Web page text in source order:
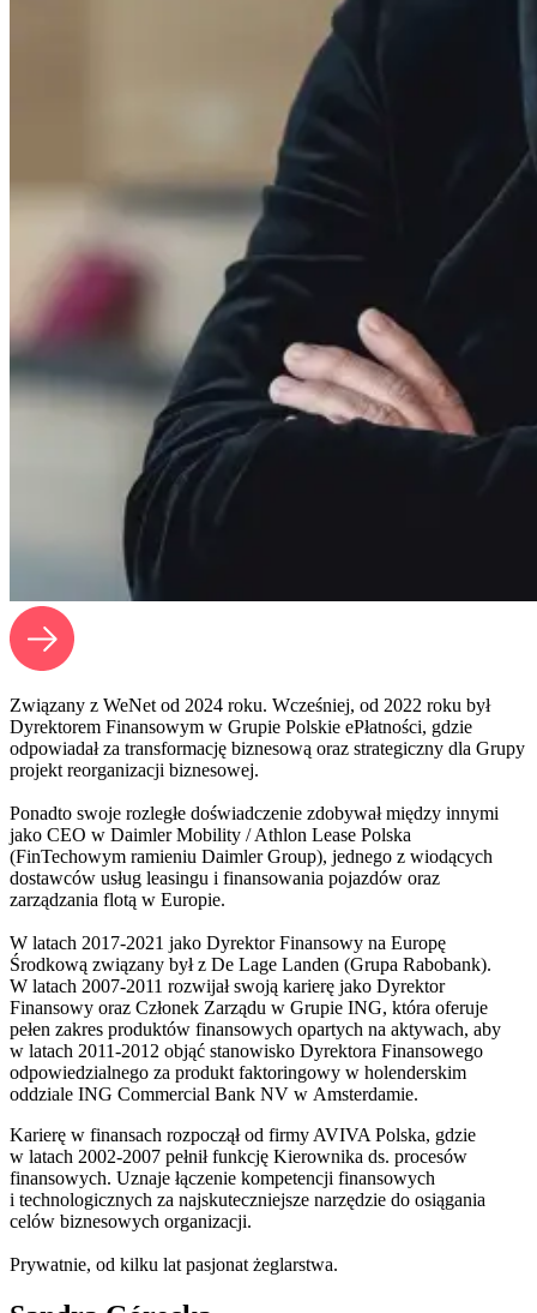
Związany z WeNet od 2024 roku. Wcześniej, od 2022 roku był
Dyrektorem Finansowym w Grupie Polskie ePłatności, gdzie
odpowiadał za transformację biznesową oraz strategiczny dla Grupy
projekt reorganizacji biznesowej.
Ponadto swoje rozległe doświadczenie zdobywał między innymi
jako CEO w Daimler Mobility / Athlon Lease Polska
(FinTechowym ramieniu Daimler Group), jednego z wiodących
dostawców usług leasingu i finansowania pojazdów oraz
zarządzania flotą w Europie.
W latach 2017-2021 jako Dyrektor Finansowy na Europę
Środkową związany był z De Lage Landen (Grupa Rabobank).
W latach 2007-2011 rozwijał swoją karierę jako Dyrektor
Finansowy oraz Członek Zarządu w Grupie ING, która oferuje
pełen zakres produktów finansowych opartych na aktywach, aby
w latach 2011-2012 objąć stanowisko Dyrektora Finansowego
odpowiedzialnego za produkt faktoringowy w holenderskim
oddziale ING Commercial Bank NV w Amsterdamie.
Karierę w finansach rozpoczął od firmy AVIVA Polska, gdzie
w latach 2002-2007 pełnił funkcję Kierownika ds. procesów
finansowych. Uznaje łączenie kompetencji finansowych
i technologicznych za najskuteczniejsze narzędzie do osiągania
celów biznesowych organizacji.
Prywatnie, od kilku lat pasjonat żeglarstwa.